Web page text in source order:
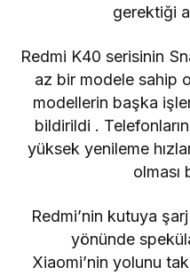
gerektiği
Redmi K40 serisinin
az bir modele sahip
modellerin başka
bildirildi .
yüksek yenileme
olması
Redmi’nin kutuya şarj
yönünde
Xiaomi’nin yolunu